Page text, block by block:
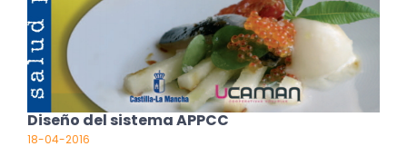
Diseño del sistema APPCC
18-04-2016